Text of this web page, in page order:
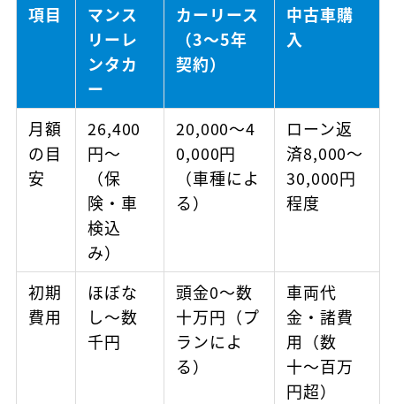
項目
マンス
リーレ
ンタカ
ー
カーリース
（3〜5年
契約）
中古車購
入
月額
の目
安
26,400
円〜
（保
険・車
検込
み）
20,000〜4
0,000円
（車種によ
る）
ローン返
済8,000〜
30,000円
程度
初期
費用
ほぼな
し〜数
千円
頭金0〜数
十万円（プ
ランによ
る）
車両代
金・諸費
用（数
十〜百万
円超）